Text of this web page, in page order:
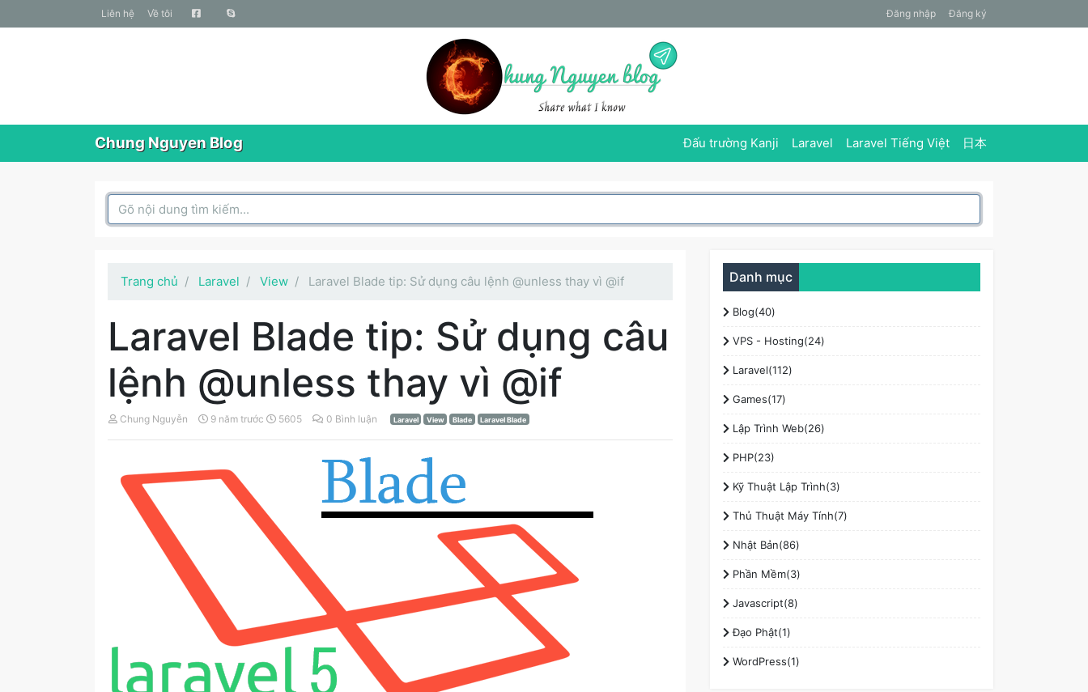
liên hệ Về tôi Đăng nhập Đăng ký
Chung Nguyen Blog Đấu trường Kanji Laravel Laravel Tiếng Việt 日本
Search Box
Trang chủ Laravel View Laravel Blade tip: Sử dụng câu lệnh @unless thay vì @if
Laravel Blade tip: Sử dụng câu
lệnh @unless thay vì @if
Chung Nguyễn 9 năm trước 5605 0 Bình luận Laravel View Blade Laravel Blade
Danh mục
Blog(40)
VPS - Hosting(24)
Laravel(112)
Games(17)
Lập Trình Web(26)
PHP(23)
Kỹ Thuật Lập Trình(3)
Thủ Thuật Máy Tính(7)
Nhật Bản(86)
Phần Mềm(3)
Javascript(8)
Đạo Phật(1)
WordPress(1)